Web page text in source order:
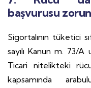
başvurusu
Sigortalının tüketici
sayılı Kanun m. 73/A
Ticari nitelikteki
kapsamında